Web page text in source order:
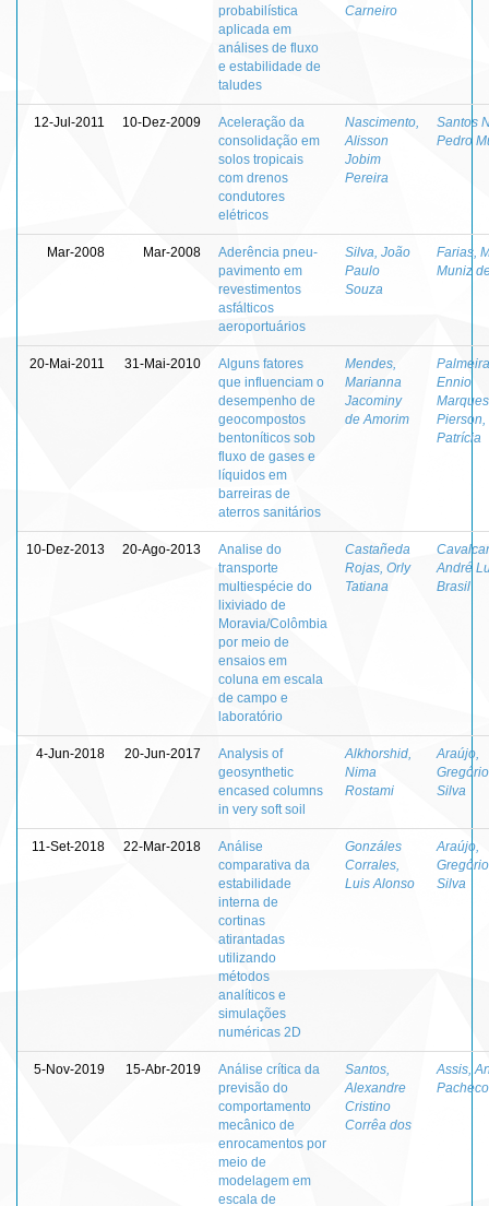
probabilística
aplicada em
análises de fluxo
e estabilidade de
taludes
Carneiro
12-Jul-2011 10-Dez-2009
Aceleração da
consolidação em
solos tropicais
com drenos
condutores
elétricos
Nascimento,
Alisson
Jobim
Pereira
Santos
Pedro
Mar-2008 Mar-2008
Aderência pneu-
pavimento em
revestimentos
asfálticos
aeroportuários
Silva, João
Paulo
Souza
Farias,
Muniz
20-Mai-2011 31-Mai-2010
Alguns fatores
que influenciam o
desempenho de
geocompostos
bentoníticos sob
fluxo de gases e
líquidos em
barreiras de
aterros sanitários
Mendes,
Marianna
Jacominy
de Amorim
Ennio
Marques
Pierson,
Patrícia
10-Dez-2013 20-Ago-2013
Analise do
transporte
multiespécie do
lixiviado de
Moravia/Colômbia
por meio de
ensaios em
coluna em escala
de campo e
laboratório
Castañeda
Rojas, Orly
Tatiana
André
Brasil
4-Jun-2018 20-Jun-2017
Analysis of
geosynthetic
encased columns
in very soft soil
Alkhorshid,
Nima
Rostami
Araújo,
Silva
11-Set-2018 22-Mar-2018
Análise
comparativa da
estabilidade
interna de
cortinas
atirantadas
utilizando
métodos
analíticos e
simulações
numéricas 2D
Gonzáles
Corrales,
Luis Alonso
Araújo,
Silva
5-Nov-2019 15-Abr-2019
Análise crítica da
previsão do
comportamento
mecânico de
enrocamentos por
meio de
modelagem em
escala de
Santos,
Alexandre
Cristino
Corrêa dos
Assis,